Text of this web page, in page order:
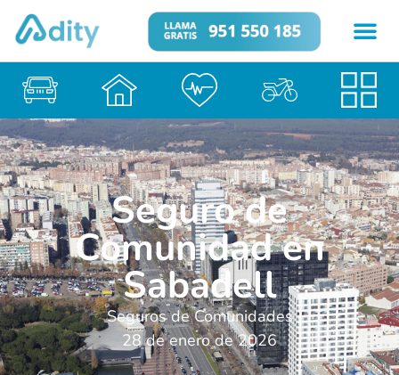
Seguro de
Comunidad en
Sabadell
Seguros de Comunidades
28 de enero de 2026